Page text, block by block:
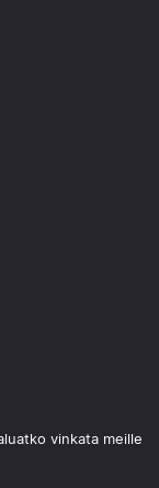
vinkata meille